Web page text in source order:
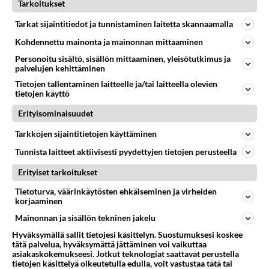
Anonyymi00025
2026-06-03 23:13:37
Pertti Neumann: Rakkauden rummut
https://youtu.be/7IcNZmr_BKA?si=52VvwIWg3tg4
e1wj
Äänestä
2026-06-04 00:56:03
Ville Valo & Agents
Helsinki päivän konsertti 2019
https://youtu.be/CrGVZHhUwd0?si=Fi08rCo5Gwx
Äänestä Kommentoi
Tarkoitukset
Tarkat sijaintitiedot ja tunnistaminen laitetta skannaamalla
Kohdennettu mainonta ja mainonnan mittaaminen
Personoitu sisältö, sisällön mittaaminen, yleisötutkimus ja
palvelujen kehittäminen
Tietojen tallentaminen laitteelle ja/tai laitteella olevien
tietojen käyttö
Erityisominaisuudet
Tarkkojen sijaintitietojen käyttäminen
Tunnista laitteet aktiivisesti pyydettyjen tietojen perusteella
Erityiset tarkoitukset
Tietoturva, väärinkäytösten ehkäiseminen ja virheiden
korjaaminen
Mainonnan ja sisällön tekninen jakelu
Hyväksymällä sallit tietojesi käsittelyn. Suostumuksesi koskee
tätä palvelua, hyväksymättä jättäminen voi vaikuttaa
asiakaskokemukseesi. Jotkut teknologiat saattavat perustella
tietojen käsittelyä oikeutetulla edulla, voit vastustaa tätä tai